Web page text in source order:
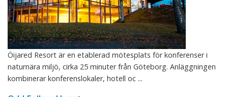
Öijared Resort är en etablerad mötesplats för konferenser i
naturnära miljö, cirka 25 minuter från Göteborg. Anläggningen
kombinerar konferenslokaler, hotell oc ...